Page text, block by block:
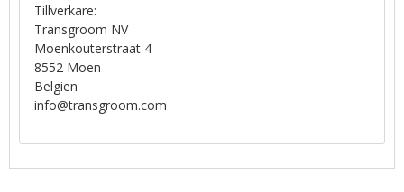
Tillverkare:
Transgroom NV
Moenkouterstraat 4
8552 Moen
Belgien
info@transgroom.com